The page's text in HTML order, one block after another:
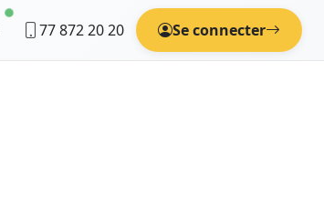
77 872 20 20 Se connecter